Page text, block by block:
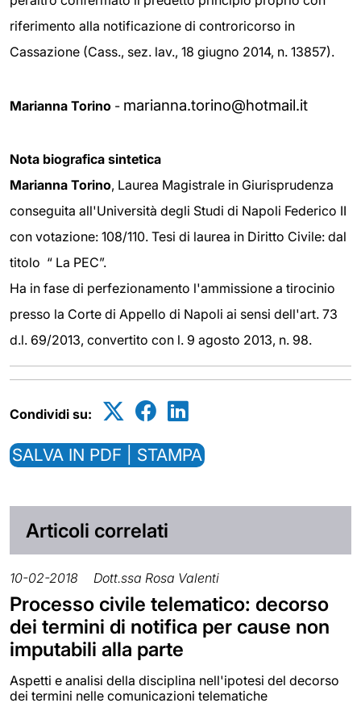
riferimento alla notificazione di controricorso in
Cassazione (Cass., sez. lav., 18 giugno 2014, n. 13857).
Marianna Torino - marianna.torino@hotmail.it
Nota biografica sintetica
Marianna Torino, Laurea Magistrale in Giurisprudenza
conseguita all'Università degli Studi di Napoli Federico II
con votazione: 108/110. Tesi di laurea in Diritto Civile: dal
titolo “ La PEC”.
Ha in fase di perfezionamento l'ammissione a tirocinio
presso la Corte di Appello di Napoli ai sensi dell'art. 73
d.l. 69/2013, convertito con l. 9 agosto 2013, n. 98.
Condividi su:
SALVA IN PDF | STAMPA
Articoli correlati
10-02-2018 Dott.ssa Rosa Valenti
Processo civile telematico: decorso
dei termini di notifica per cause non
imputabili alla parte
Aspetti e analisi della disciplina nell'ipotesi del decorso
dei termini nelle comunicazioni telematiche